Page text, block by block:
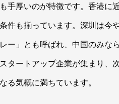
手厚いのが特徴です。香港に
件も揃っています。深圳は今
ー」とも呼ばれ、中国のみな
タートアップ企業が集まり、
る気概に満ちています。